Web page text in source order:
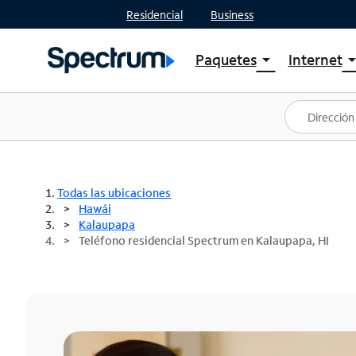
Residencial Business
Paquetesarrow_drop_down
Ver paquetes
Spectrum One
Mejores ofertas
Internetarrow_drop_down
Planes
Todas las ubicaciones
Hawái
Kalaupapa
Teléfono residencial Spectrum en Kalaupapa, HI